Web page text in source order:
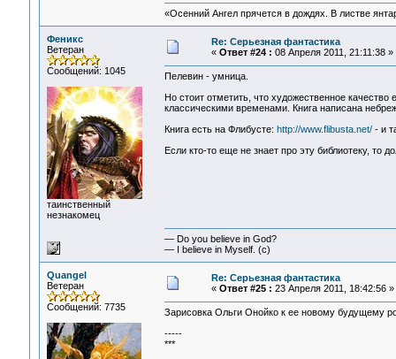
«Осенний Ангел прячется в дождях. В листве
Феникс
Ветеран
Сообщений: 1045
таинственный
незнакомец
Re: Серьезная фантастика
« Ответ #24 : 08 Апреля 2011, 21:11:38 »
Пелевин - умница.
Но стоит отметить, что художественное
классическими временами. Книга написана
Книга есть на Флибусте: http://www.flibusta.net/- и
Если кто-то еще не знает про эту библиотеку, то
— Do you believe in God?
— I believe in Myself. (c)
Quangel
Ветеран
Сообщений: 7735
Re: Серьезная фантастика
« Ответ #25 : 23 Апреля 2011, 18:42:56 »
Зарисовка Ольги Онойко к ее новому будущему
-----
***